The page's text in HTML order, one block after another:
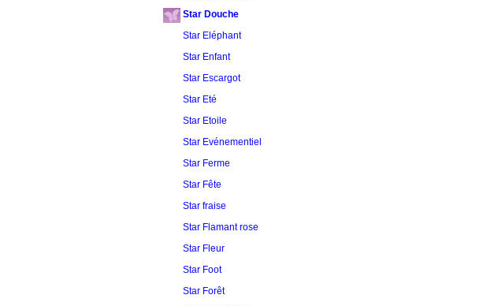
Star Douche
Star Eléphant
Star Enfant
Star Escargot
Star Eté
Star Etoile
Star Evénementiel
Star Ferme
Star Fête
Star fraise
Star Flamant rose
Star Fleur
Star Foot
Star Forêt